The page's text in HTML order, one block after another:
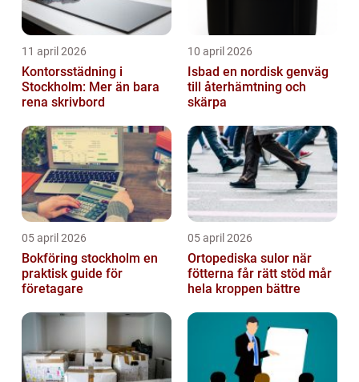
11 april 2026
Kontorsstädning i
Stockholm: Mer än bara
rena skrivbord
10 april 2026
Isbad en nordisk genväg
till återhämtning och
skärpa
05 april 2026
Bokföring stockholm en
praktisk guide för
företagare
05 april 2026
Ortopediska sulor när
fötterna får rätt stöd mår
hela kroppen bättre